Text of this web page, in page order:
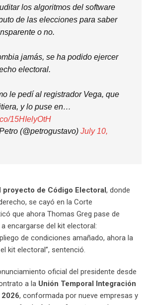
los algoritmos del software
de las elecciones para saber
o no.
jamás, se ha podido ejercer
electoral.
le pedí al registrador Vega, que
y lo puse en…
15HIelyOtH
(@petrogustavo) July 10,
proyecto de Código Electoral , donde
se cayó en la Corte
que ahora Thomas Greg pase de
encargarse del kit electoral:
de condiciones amañado, ahora la
kit electoral”, sentenció.
oficial del presidente desde
a la Unión Temporal Integración
, conformada por nueve empresas y